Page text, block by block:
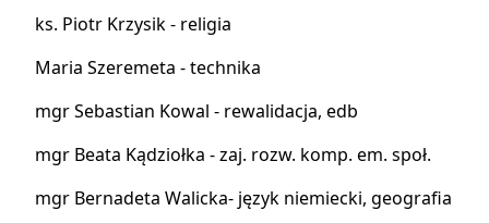
ks. Piotr Krzysik - religia
Maria Szeremeta - technika
mgr Sebastian Kowal - rewalidacja, edb
mgr Beata Kądziołka - zaj. rozw. komp. em. społ.
mgr Bernadeta Walicka- język niemiecki, geografia